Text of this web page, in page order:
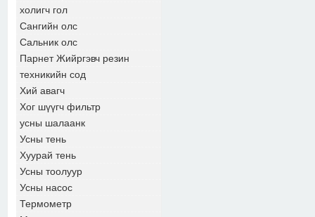
холигч гол
Сангийн олс
Сальник олс
Парнет Жийргэвч резин
техникийн сод
Хий авагч
Хог шүүгч фильтр
усны шалаанк
Усны тень
Хуурай тень
Усны тоолуур
Усны насос
Термометр